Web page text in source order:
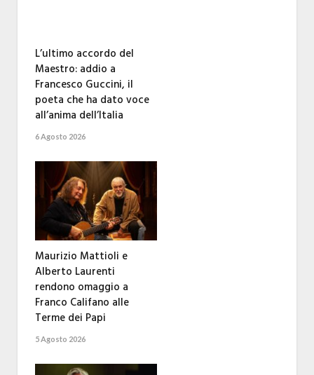
L’ultimo accordo del
Maestro: addio a
Francesco Guccini, il
poeta che ha dato voce
all’anima dell’Italia
6 Agosto 2026
Maurizio Mattioli e
Alberto Laurenti
rendono omaggio a
Franco Califano alle
Terme dei Papi
5 Agosto 2026